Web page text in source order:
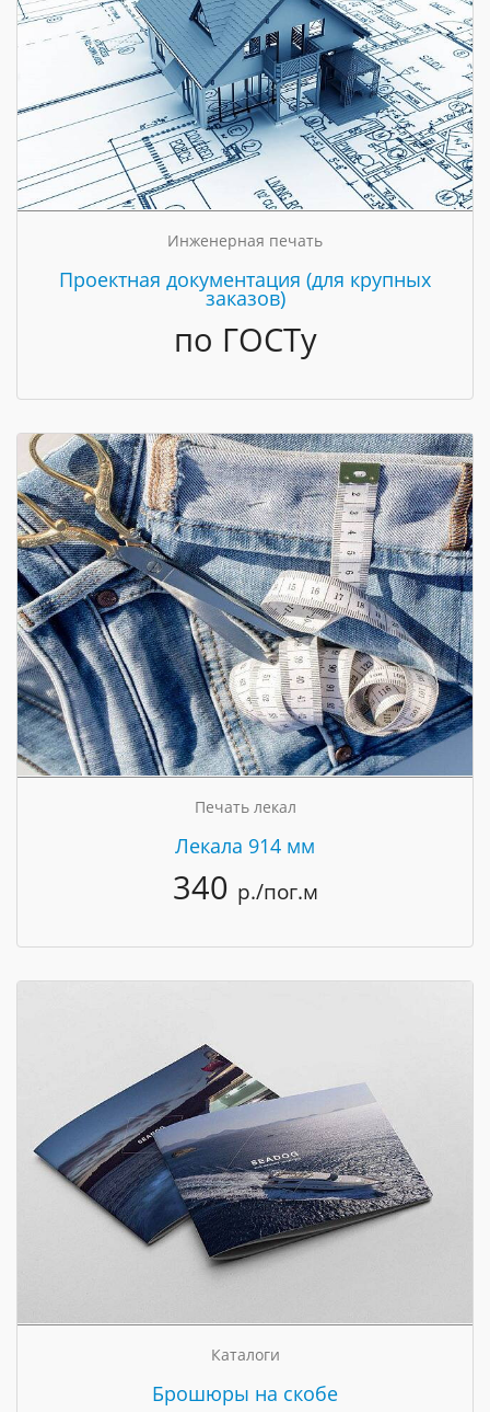
Инженерная печать
Проектная документация (для крупных
заказов)
по ГОСТу
Печать лекал
Лекала 914 мм
340 р./пог.м
Каталоги
Брошюры на скобе